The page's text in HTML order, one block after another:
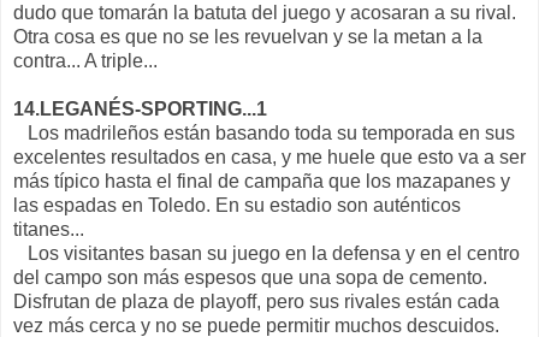
dudo que tomarán la batuta del juego y acosaran a su rival.
Otra cosa es que no se les revuelvan y se la metan a la
contra... A triple...
14.LEGANÉS-SPORTING...1
Los madrileños están basando toda su temporada en sus
excelentes resultados en casa, y me huele que esto va a ser
más típico hasta el final de campaña que los mazapanes y
las espadas en Toledo. En su estadio son auténticos
titanes...
Los visitantes basan su juego en la defensa y en el centro
del campo son más espesos que una sopa de cemento.
Disfrutan de plaza de playoff, pero sus rivales están cada
vez más cerca y no se puede permitir muchos descuidos.